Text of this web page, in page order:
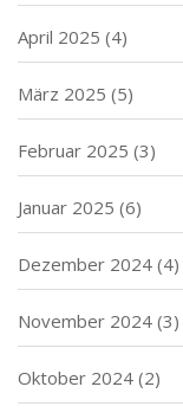
April 2025 (4)
März 2025 (5)
Februar 2025 (3)
Januar 2025 (6)
Dezember 2024 (4)
November 2024 (3)
Oktober 2024 (2)